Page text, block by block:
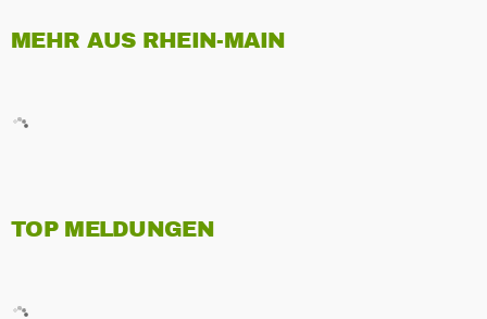
MEHR AUS RHEIN-MAIN
TOP MELDUNGEN